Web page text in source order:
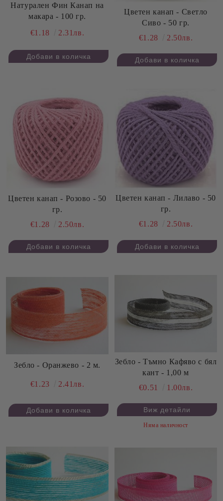
Натурален Фин Канап на
макара - 100 гр.
€1.18
2.31лв.
Цветен канап - Светло
Сиво - 50 гр.
€1.28
2.50лв.
Цветен канап - Розово - 50
гр.
€1.28
2.50лв.
Цветен канап - Лилаво - 50
гр.
€1.28
2.50лв.
Зебло - Оранжево - 2 м.
€1.23 2.41лв.
Зебло - Тъмно Кафяво с бял
кант - 1,00 м
€0.51
1.00лв.
Виж детайли
Няма наличност